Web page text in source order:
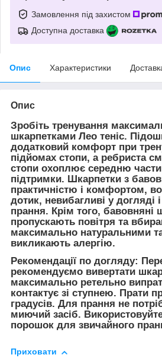
Замовлення під захистом
Доступна доставка
Опис Характеристики
Опис
Зробіть тренування
шкарпетками Лео теніс.
додатковий комфорт при
підйомах стопи, а ребриста
стопи охоплює середню
підтримки. Шкарпетки з
практичністю і комфортом,
дотик, невибагливі у догляді
прання. Крім того, бавовняні
пропускають повітря та
максимально натуральними
викликають алергію.
Рекомендації по догляду:
рекомендуємо вивертати
максимально ретельно
контактує зі ступнею. Прати
градусів. Для прання не
миючий засіб.
порошок для звичайного
Приховати